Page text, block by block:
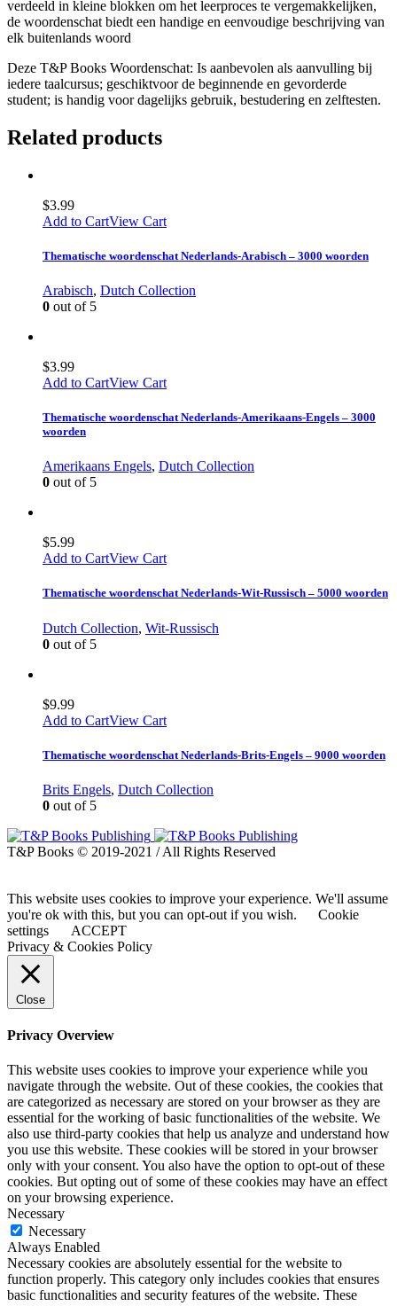
verdeeld in kleine blokken om het leerproces te vergemakkelijken,
de woordenschat biedt een handige en eenvoudige beschrijving van
elk buitenlands woord
Deze T&P Books Woordenschat: Is aanbevolen als aanvulling bij
iedere taalcursus; geschiktvoor de beginnende en gevorderde
student; is handig voor dagelijks gebruik, bestudering en zelftesten.
Related products
$3.99
Add to CartView Cart
Thematische woordenschat Nederlands-Arabisch – 3000 woorden
Arabisch, Dutch Collection
0 out of 5
$3.99
Add to CartView Cart
Thematische woordenschat Nederlands-Amerikaans-Engels – 3000
woorden
Amerikaans Engels, Dutch Collection
0 out of 5
$5.99
Add to CartView Cart
Thematische woordenschat Nederlands-Wit-Russisch – 5000 woorden
Dutch Collection, Wit-Russisch
0 out of 5
$9.99
Add to CartView Cart
Thematische woordenschat Nederlands-Brits-Engels – 9000 woorden
Brits Engels, Dutch Collection
0 out of 5
T&P Books © 2019-2021 / All Rights Reserved
This website uses cookies to improve your experience. We'll assume
you're ok with this, but you can opt-out if you wish.
Cookie
settings
ACCEPT
Privacy & Cookies Policy
Close
Privacy Overview
This website uses cookies to improve your experience while you
navigate through the website. Out of these cookies, the cookies that
are categorized as necessary are stored on your browser as they are
essential for the working of basic functionalities of the website. We
also use third-party cookies that help us analyze and understand how
you use this website. These cookies will be stored in your browser
only with your consent. You also have the option to opt-out of these
cookies. But opting out of some of these cookies may have an effect
on your browsing experience.
Necessary
Necessary
Always Enabled
Necessary cookies are absolutely essential for the website to
function properly. This category only includes cookies that ensures
basic functionalities and security features of the website. These